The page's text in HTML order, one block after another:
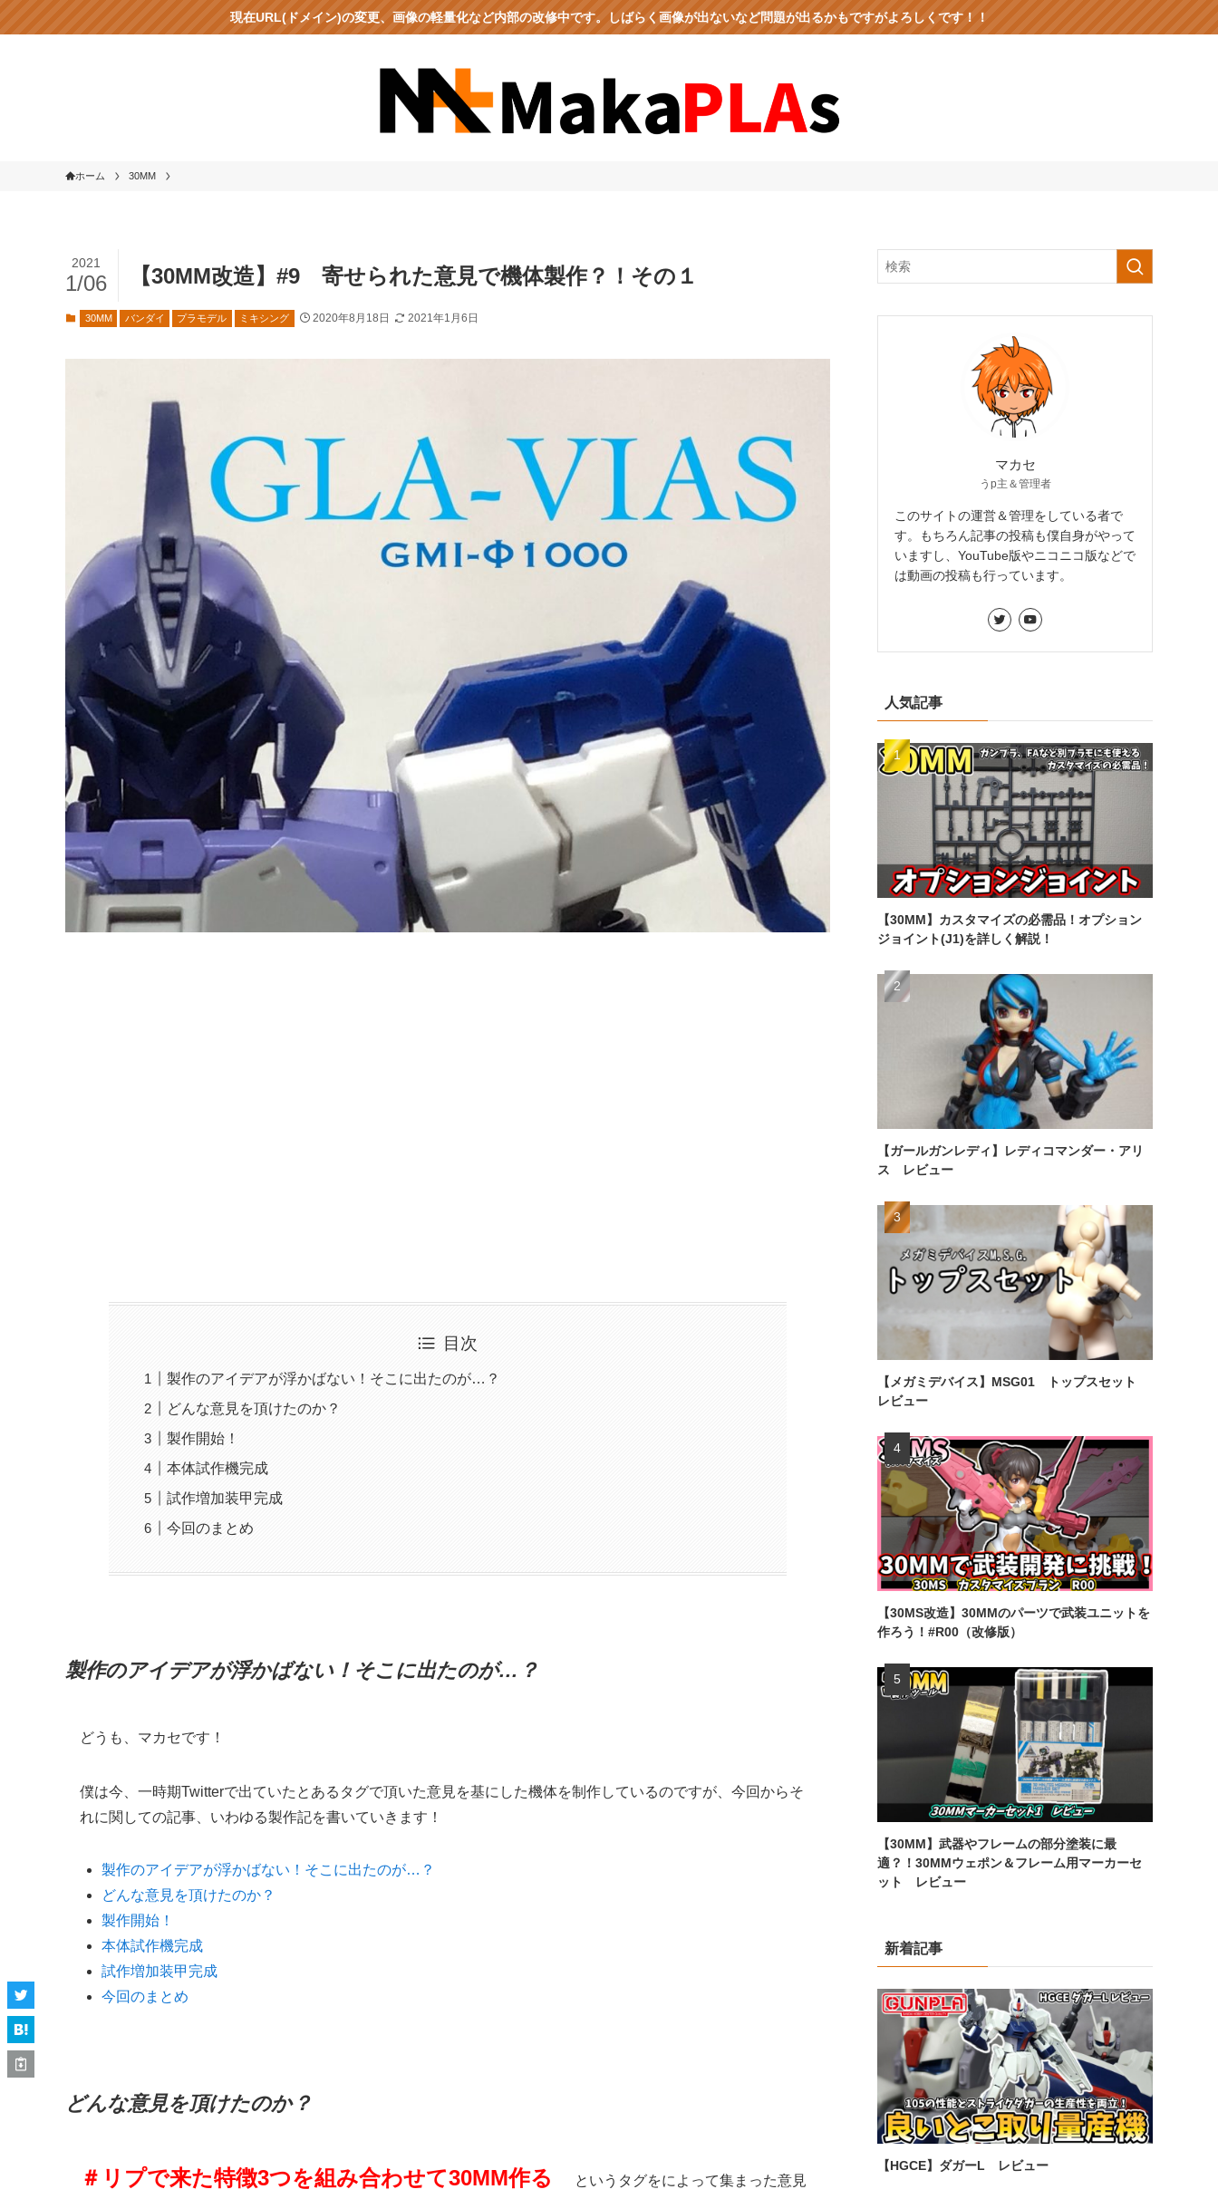
現在URL(ドメイン)の変更、画像の軽量化など内部の改修中です。しばらく画像が出ないなど問題が出るかもですがよろしくです！！
ホーム 30MM
【30MM改造】#9 寄せられた意見で機体製作？！その１
2021
1/06
30MM バンダイ プラモデル ミキシング 2020年8月18日 2021年1月6日
目次
製作のアイデアが浮かばない！そこに出たのが…？
どんな意見を頂けたのか？
製作開始！
本体試作機完成
試作増加装甲完成
今回のまとめ
製作のアイデアが浮かばない！そこに出たのが…？
どうも、マカセです！
僕は今、一時期Twitterで出ていたとあるタグで頂いた意見を基にした機体を制作しているのですが、今回からそ
れに関しての記事、いわゆる製作記を書いていきます！
製作のアイデアが浮かばない！そこに出たのが…？
どんな意見を頂けたのか？
製作開始！
本体試作機完成
試作増加装甲完成
今回のまとめ
どんな意見を頂けたのか？
＃リプで来た特徴3つを組み合わせて30MM作る
というタグをによって集まった意見
マカセ
うp主＆管理者
このサイトの運営＆管理をしている者で
す。もちろん記事の投稿も僕自身がやって
いますし、YouTube版やニコニコ版などで
は動画の投稿も行っています。
人気記事
【30MM】カスタマイズの必需品！オプション
ジョイント(J1)を詳しく解説！
【ガールガンレディ】レディコマンダー・アリ
ス レビュー
【メガミデバイス】MSG01 トップスセット
レビュー
【30MS改造】30MMのパーツで武装ユニットを
作ろう！#R00（改修版）
【30MM】武器やフレームの部分塗装に最
適？！30MMウェポン＆フレーム用マーカーセ
ット レビュー
新着記事
【HGCE】ダガーL レビュー